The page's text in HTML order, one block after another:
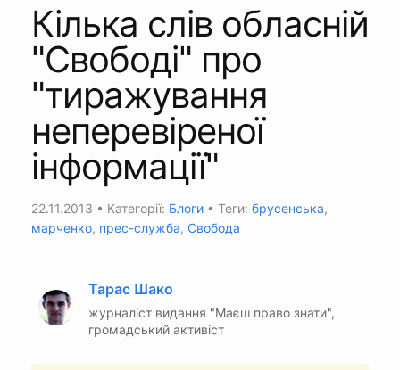
Кілька слів обласній
"Свободі" про
"тиражування
неперевіреної
інформації"
22.11.2013 • Категорії: Блоги • Теги: брусенська,
марченко, прес-служба, Свобода
Тарас Шако
журналіст видання "Маєш право знати",
громадський активіст